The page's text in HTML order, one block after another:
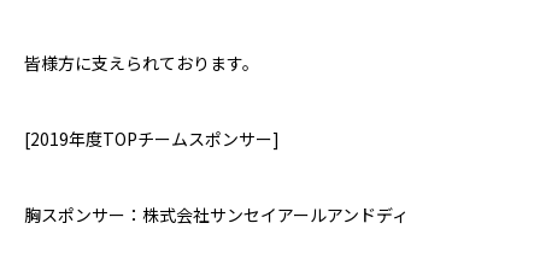
皆様方に支えられております。
[2019年度TOPチームスポンサー]
胸スポンサー：株式会社サンセイアールアンドディ